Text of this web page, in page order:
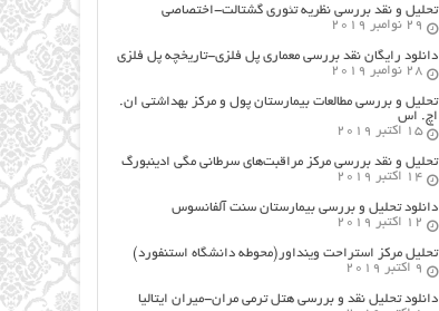
تحلیل و نقد بررسی نظریه تئوری گشتالت-اختصاصی
29 نوامبر 2019
دانلود رایگان نقد بررسی معماری پل فلزی-تاریخچه پل فلزی
28 نوامبر 2019
تحلیل و بررسی مطالعات بیمارستان پول و مرکز بهداشتی ان.
اچ. اس
15 اکتبر 2019
تحلیل و نقد بررسی مرکز مراقبت‌های سرطانی مگی ادینبورگ
14 اکتبر 2019
دانلود تحلیل و بررسی بیمارستان سنت آلفانسوس
12 اکتبر 2019
تحلیل مرکز استراحت وینداور(محوطه دانشگاه استنفورد)
9 اکتبر 2019
دانلود تحلیل نقد و بررسی هتل ترمی مران-میران ایتالیا